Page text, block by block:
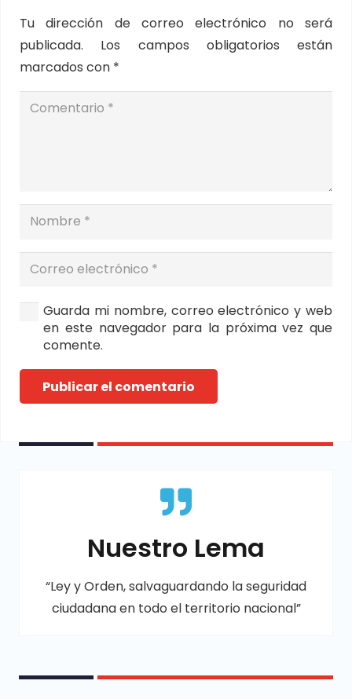
Tu dirección de correo electrónico no será
publicada.
Los campos obligatorios están
marcados con *
Guarda mi nombre, correo electrónico y web
en este navegador para la próxima vez que
comente.
Publicar el comentario
Nuestro Lema
“Ley y Orden, salvaguardando la seguridad
ciudadana en todo el territorio nacional”